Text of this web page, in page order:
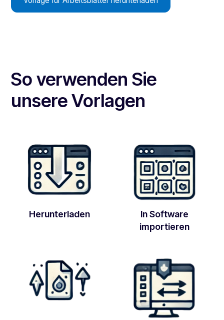
So verwenden Sie
unsere Vorlagen
Herunterladen
In Software
importieren